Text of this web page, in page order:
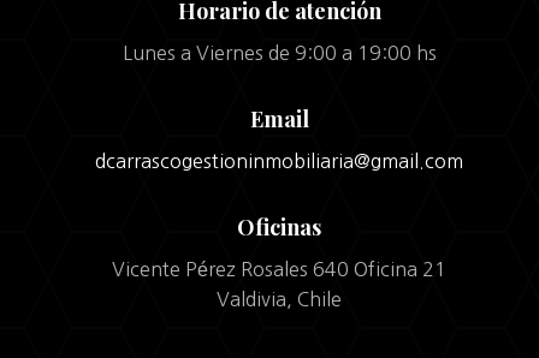
Horario de atención
Lunes a Viernes de 9:00 a 19:00 hs
Email
dcarrascogestioninmobiliaria@gmail.com
Oficinas
Vicente Pérez Rosales 640 Oficina 21
Valdivia, Chile